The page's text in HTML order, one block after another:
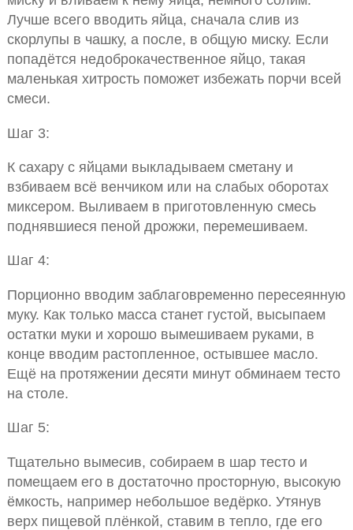
Лучше всего вводить яйца, сначала слив из
скорлупы в чашку, а после, в общую миску. Если
попадётся недоброкачественное яйцо, такая
маленькая хитрость поможет избежать порчи всей
смеси.
Шаг 3:
К сахару с яйцами выкладываем сметану и
взбиваем всё венчиком или на слабых оборотах
миксером. Выливаем в приготовленную смесь
поднявшиеся пеной дрожжи, перемешиваем.
Шаг 4:
Порционно вводим заблаговременно пересеянную
муку. Как только масса станет густой, высыпаем
остатки муки и хорошо вымешиваем руками, в
конце вводим растопленное, остывшее масло.
Ещё на протяжении десяти минут обминаем тесто
на столе.
Шаг 5:
Тщательно вымесив, собираем в шар тесто и
помещаем его в достаточно просторную, высокую
ёмкость, например небольшое ведёрко. Утянув
верх пищевой плёнкой, ставим в тепло, где его